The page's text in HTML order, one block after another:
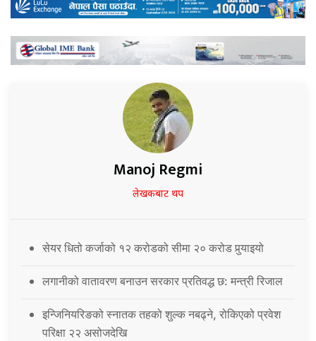
Manoj Regmi
लेखकबाट थप
सेयर धितो कर्जाको १२ करोडको सीमा २० करोड पुर्‍याइयो
लगानीको वातावरण बनाउन सरकार प्रतिवद्ध छ: मन्त्री रिजाल
इन्जिनियरिङको स्नातक तहको शुल्क नबढ्ने, रोकिएको प्रवेश
परिक्षा २२ असोजदेखि